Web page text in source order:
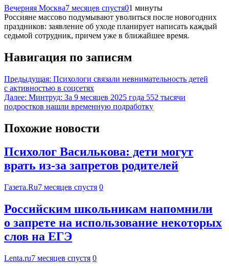
Вечерняя Москва7 месяцев спустя01 минуты
Россияне массово подумывают уволиться после новогодних
праздников: заявление об уходе планирует написать каждый
седьмой сотрудник, причем уже в ближайшее время.
Навигация по записям
Предыдущая: Психологи связали невнимательность детей
с активностью в соцсетях
Далее: Минтруд: За 9 месяцев 2025 года 552 тысячи
подростков нашли временную подработку
Похожие новости
Психолог Василькова: дети могут
врать из-за запретов родителей
Газета.Ru7 месяцев спустя 0
Российским школьникам напомнили
о запрете на использование некоторых
слов на ЕГЭ
Lenta.ru7 месяцев спустя 0